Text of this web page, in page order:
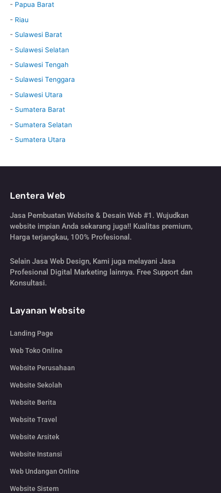
- Papua Barat
- Riau
- Sulawesi Barat
- Sulawesi Selatan
- Sulawesi Tengah
- Sulawesi Tenggara
- Sulawesi Utara
- Sumatera Barat
- Sumatera Selatan
- Sumatera Utara
Lentera Web
Jasa Pembuatan Website & Desain Web #1. Wujudkan
website impian Anda sekarang juga!! Kualitas premium,
Harga terjangkau, 100% Profesional.
Selain Jasa Web Design, Kami juga melayani Jasa
Profesional Digital Marketing lainnya. Free Support dan
Konsultasi.
Layanan Website
Landing Page
Web Toko Online
Website Perusahaan
Website Sekolah
Website Berita
Website Travel
Website Arsitek
Website Instansi
Web Undangan Online
Website Sistem